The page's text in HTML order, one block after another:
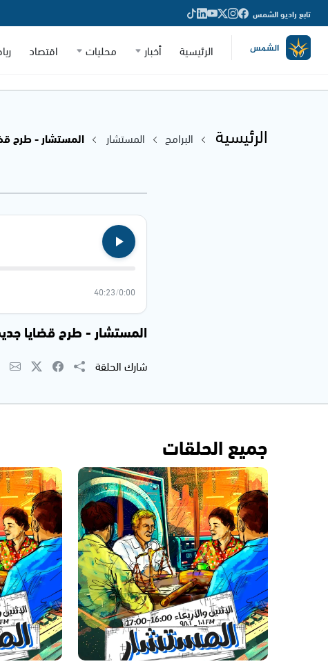
تابع راديو الشمس
الرئيسية أخبار محليات اقتصاد
الرئيسية البرامج المستشار
المستشار - طرح
0:00
/
40:23
المستشار - طرح قضايا جديدة
شارك الحلقة
جميع الحلقات